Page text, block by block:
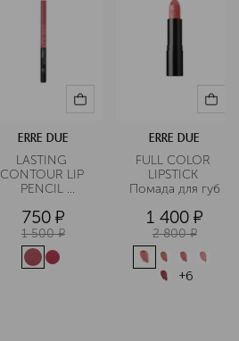
ERRE DUE
LASTING
CONTOUR LIP
PENCIL
губ стойкий
750 ¤
1 500 ¤
ERRE DUE
FULL COLOR
LIPSTICK
Помада для губ
1 400 ¤
2 800 ¤
+6